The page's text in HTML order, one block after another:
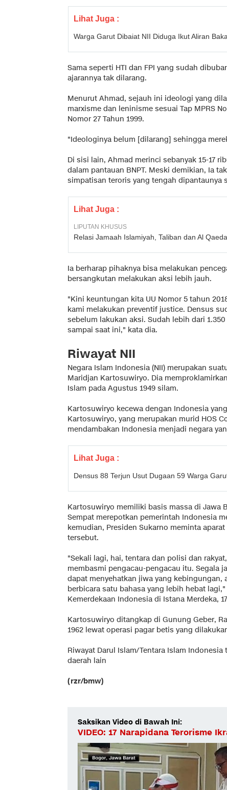
Lihat Juga :
Warga Garut Dibaiat NII Diduga Ikut Aliran
Sama seperti HTI dan FPI yang sudah
ajarannya tak dilarang.
Menurut Ahmad, sejauh ini ideologi yang
marxisme dan leninisme sesuai Tap MPRS
Nomor 27 Tahun 1999.
"Ideologinya belum [dilarang] sehingga
Di sisi lain, Ahmad merinci sebanyak 15-17
dalam pantauan BNPT. Meski demikian, Ia
simpatisan teroris yang tengah dipantaunya
Lihat Juga :
LIPUTAN KHUSUS
Relasi Jamaah Islamiyah, Taliban dan Al Qaeda
Ia berharap pihaknya bisa melakukan
bersangkutan melakukan aksi lebih jauh.
"Kini keuntungan kita UU Nomor 5 tahun
kami melakukan preventif justice. Densus
sebelum lakukan aksi. Sudah lebih dari
sampai saat ini," kata dia.
Riwayat NII
Negara Islam Indonesia (NII) merupakan
Maridjan Kartosuwiryo. Dia
Islam pada Agustus 1949 silam.
Kartosuwiryo kecewa dengan Indonesia
Kartosuwiryo, yang merupakan murid HOS
mendambakan Indonesia menjadi negara
Lihat Juga :
Densus 88 Terjun Usut Dugaan 59 Warga
Kartosuwiryo memiliki basis massa di Jawa
Sempat merepotkan pemerintah Indonesia
kemudian, Presiden Sukarno meminta
tersebut.
"Sekali lagi, hai, tentara dan polisi dan
membasmi pengacau-pengacau itu. Segala
dapat menyehatkan jiwa yang kebingungan,
berbicara satu bahasa yang lebih hebat
Kemerdekaan Indonesia di Istana Merdeka,
Kartosuwiryo ditangkap di Gunung Geber,
1962 lewat operasi pagar betis yang
Riwayat Darul Islam/Tentara Islam
daerah lain
(rzr/bmw)
Saksikan Video di Bawah Ini:
VIDEO: 17 Narapidana Terorisme